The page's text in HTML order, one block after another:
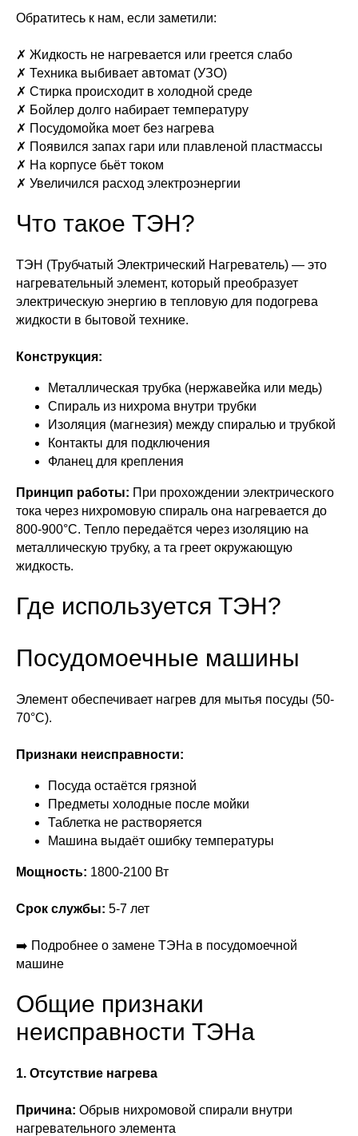
Обратитесь к нам, если заметили:
✗ Жидкость не нагревается или греется слабо
✗ Техника выбивает автомат (УЗО)
✗ Стирка происходит в холодной среде
✗ Бойлер долго набирает температуру
✗ Посудомойка моет без нагрева
✗ Появился запах гари или плавленой пластмассы
✗ На корпусе бьёт током
✗ Увеличился расход электроэнергии
Что такое ТЭН?
ТЭН (Трубчатый Электрический Нагреватель) — это
нагревательный элемент, который преобразует
электрическую энергию в тепловую для подогрева
жидкости в бытовой технике.
Конструкция:
Металлическая трубка (нержавейка или медь)
Спираль из нихрома внутри трубки
Изоляция (магнезия) между спиралью и трубкой
Контакты для подключения
Фланец для крепления
Принцип работы: При прохождении электрического
тока через нихромовую спираль она нагревается до
800-900°C. Тепло передаётся через изоляцию на
металлическую трубку, а та греет окружающую
жидкость.
Где используется ТЭН?
Посудомоечные машины
Элемент обеспечивает нагрев для мытья посуды (50-
70°C).
Признаки неисправности:
Посуда остаётся грязной
Предметы холодные после мойки
Таблетка не растворяется
Машина выдаёт ошибку температуры
Мощность: 1800-2100 Вт
Срок службы: 5-7 лет
➡️ Подробнее о замене ТЭНа в посудомоечной
машине
Общие признаки
неисправности ТЭНа
1. Отсутствие нагрева
Причина: Обрыв нихромовой спирали внутри
нагревательного элемента